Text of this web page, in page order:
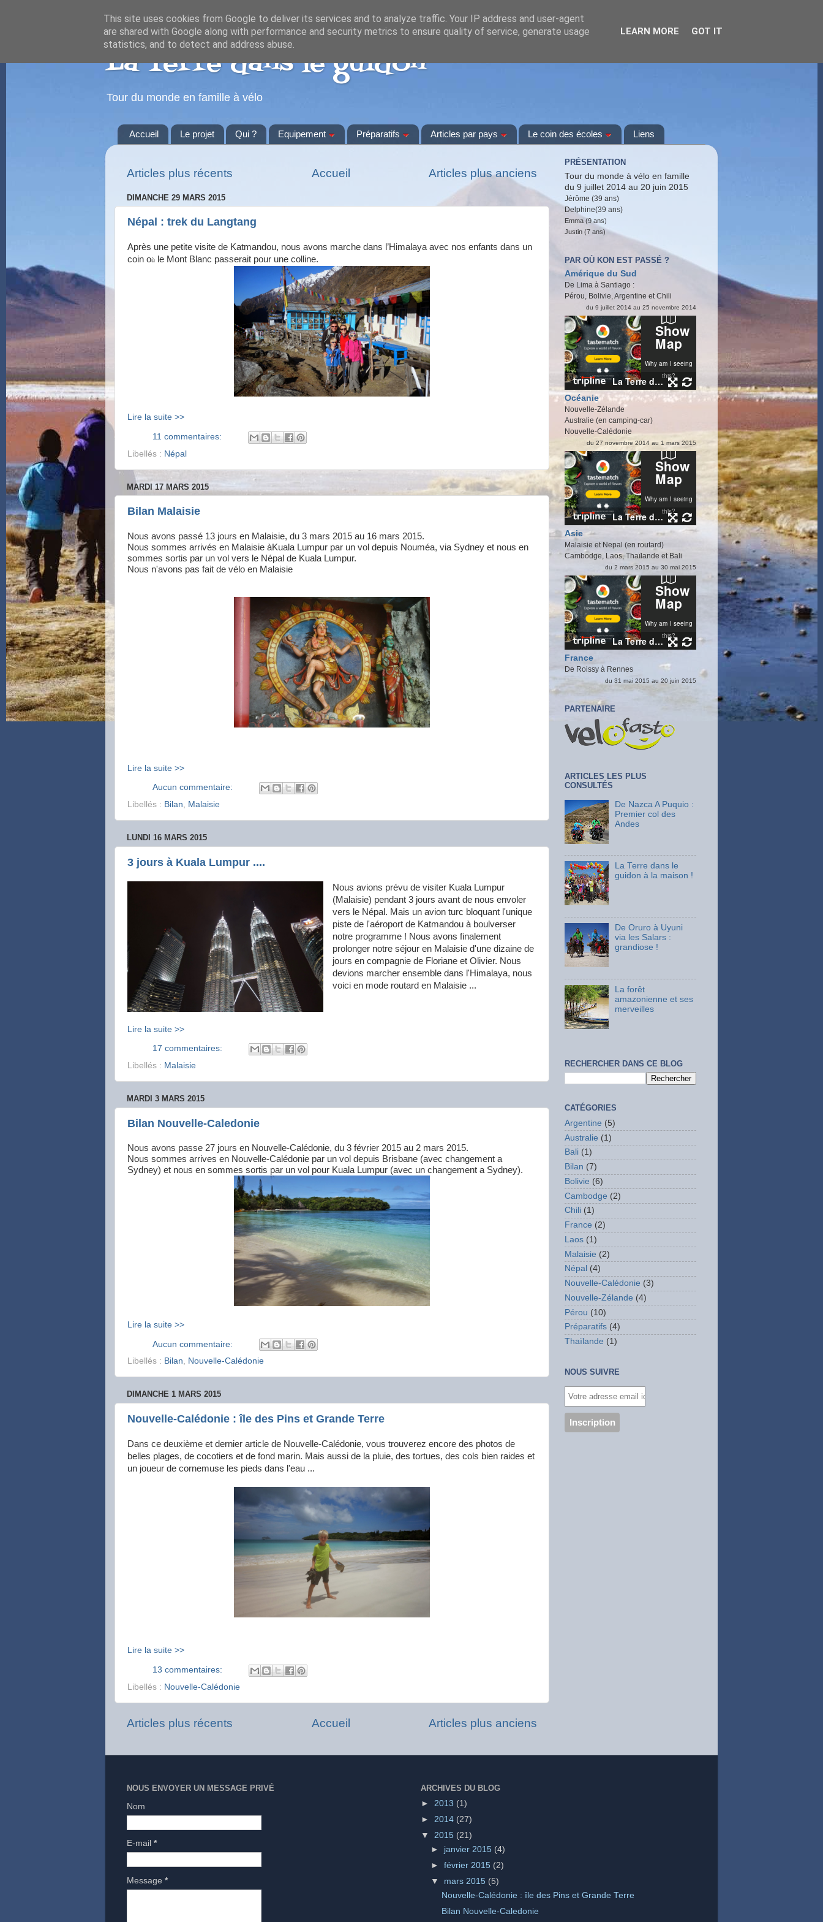
La Terre dans le guidon
Tour du monde en famille à vélo
Accueil Le projet Qui ? Equipement Préparatifs Articles par pays Le coin des écoles Liens
Articles plus récents Articles plus anciens
Accueil
DIMANCHE 29 MARS 2015
Népal : trek du Langtang
Après une petite visite de Katmandou, nous avons marche dans l’Himalaya avec nos enfants dans un
coin où le Mont Blanc passerait pour une colline.
Lire la suite >>
11 commentaires:
Libellés : Népal
MARDI 17 MARS 2015
Bilan Malaisie
Nous avons passé 13 jours en Malaisie, du 3 mars 2015 au 16 mars 2015.
Nous sommes arrivés en Malaisie àKuala Lumpur par un vol depuis Nouméa, via Sydney et nous en
sommes sortis par un vol vers le Népal de Kuala Lumpur.
Nous n'avons pas fait de vélo en Malaisie
Lire la suite >>
Aucun commentaire:
Libellés : Bilan, Malaisie
LUNDI 16 MARS 2015
3 jours à Kuala Lumpur ....
Nous avions prévu de visiter Kuala Lumpur
(Malaisie) pendant 3 jours avant de nous envoler
vers le Népal. Mais un avion turc bloquant l'unique
piste de l'aéroport de Katmandou à boulverser
notre programme ! Nous avons finalement
prolonger notre séjour en Malaisie d'une dizaine de
jours en compagnie de Floriane et Olivier. Nous
devions marcher ensemble dans l'Himalaya, nous
voici en mode routard en Malaisie ...
Lire la suite >>
17 commentaires:
Libellés : Malaisie
MARDI 3 MARS 2015
Bilan Nouvelle-Caledonie
Nous avons passe 27 jours en Nouvelle-Calédonie, du 3 février 2015 au 2 mars 2015.
Nous sommes arrives en Nouvelle-Calédonie par un vol depuis Brisbane (avec changement a
Sydney) et nous en sommes sortis par un vol pour Kuala Lumpur (avec un changement a Sydney).
Lire la suite >>
Aucun commentaire:
Libellés : Bilan, Nouvelle-Calédonie
DIMANCHE 1 MARS 2015
Nouvelle-Calédonie : île des Pins et Grande Terre
Dans ce deuxième et dernier article de Nouvelle-Calédonie, vous trouverez encore des photos de
belles plages, de cocotiers et de fond marin. Mais aussi de la pluie, des tortues, des cols bien raides et
un joueur de cornemuse les pieds dans l'eau ...
Lire la suite >>
13 commentaires:
Libellés : Nouvelle-Calédonie
Articles plus récents Articles plus anciens
Accueil
PRÉSENTATION
Tour du monde à vélo en famille
du 9 juillet 2014 au 20 juin 2015
Jérôme (39 ans)
Delphine(39 ans)
Emma (9 ans)
Justin (7 ans)
PAR OÙ KON EST PASSÉ ?
Amérique du Sud
De Lima à Santiago :
Pérou, Bolivie, Argentine et Chili
du 9 juillet 2014 au 25 novembre 2014
Océanie
Nouvelle-Zélande
Australie (en camping-car)
Nouvelle-Calédonie
du 27 novembre 2014 au 1 mars 2015
Asie
Malaisie et Nepal (en routard)
Cambodge, Laos, Thaïlande et Bali
du 2 mars 2015 au 30 mai 2015
France
De Roissy à Rennes
du 31 mai 2015 au 20 juin 2015
PARTENAIRE
ARTICLES LES PLUS
CONSULTÉS
De Nazca A Puquio :
Premier col des
Andes
La Terre dans le
guidon à la maison !
De Oruro à Uyuni
via les Salars :
grandiose !
La forêt
amazonienne et ses
merveilles
RECHERCHER DANS CE BLOG
CATÉGORIES
Argentine (5)
Australie (1)
Bali (1)
Bilan (7)
Bolivie (6)
Cambodge (2)
Chili (1)
France (2)
Laos (1)
Malaisie (2)
Népal (4)
Nouvelle-Calédonie (3)
Nouvelle-Zélande (4)
Pérou (10)
Préparatifs (4)
Thaïlande (1)
NOUS SUIVRE
NOUS ENVOYER UN MESSAGE PRIVÉ
Nom
E-mail *
Message *
ARCHIVES DU BLOG
► 2013 (1)
► 2014 (27)
▼ 2015 (21)
► janvier 2015 (4)
►février 2015 (2)
▼ mars 2015 (5)
Nouvelle-Calédonie : île des Pins et Grande Terre
Bilan Nouvelle-Caledonie
This site uses cookies from Google to deliver its services and to analyze traffic. Your IP address and user-agent
are shared with Google along with performance and security metrics to ensure quality of service, generate usage
statistics, and to detect and address abuse.
LEARN MORE GOT IT